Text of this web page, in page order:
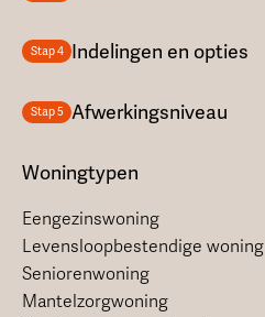
Stap 4 Indelingen en opties
Stap 5 Afwerkingsniveau
Woningtypen
Eengezinswoning
Levensloopbestendige woning
Seniorenwoning
Mantelzorgwoning